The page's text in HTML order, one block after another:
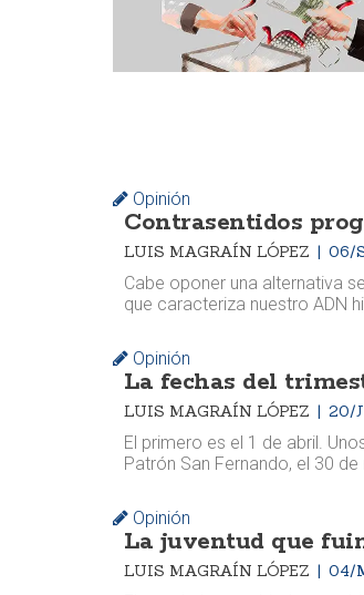
Opinión
Contrasentidos
LUIS MAGRAÍN LÓPEZ 06/
Cabe oponer una alternativa
que caracteriza nuestro ADN
Opinión
La fechas del
LUIS MAGRAÍN LÓPEZ 20/
El primero es el 1 de abril.
Patrón San Fernando, el 30
Opinión
La juventud que
LUIS MAGRAÍN LÓPEZ 04/